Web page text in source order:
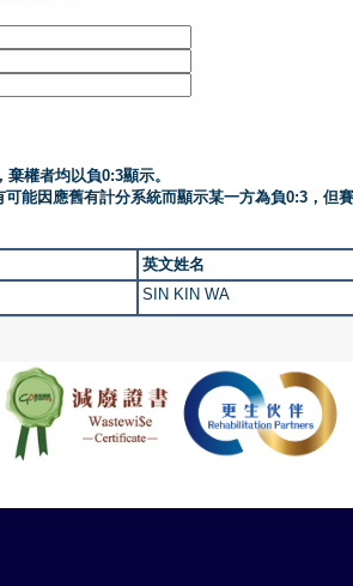
權者均以負0:3顯示。
能因應舊有計分系統而顯示某一方為負0:3，但
英文姓名
SIN KIN WA